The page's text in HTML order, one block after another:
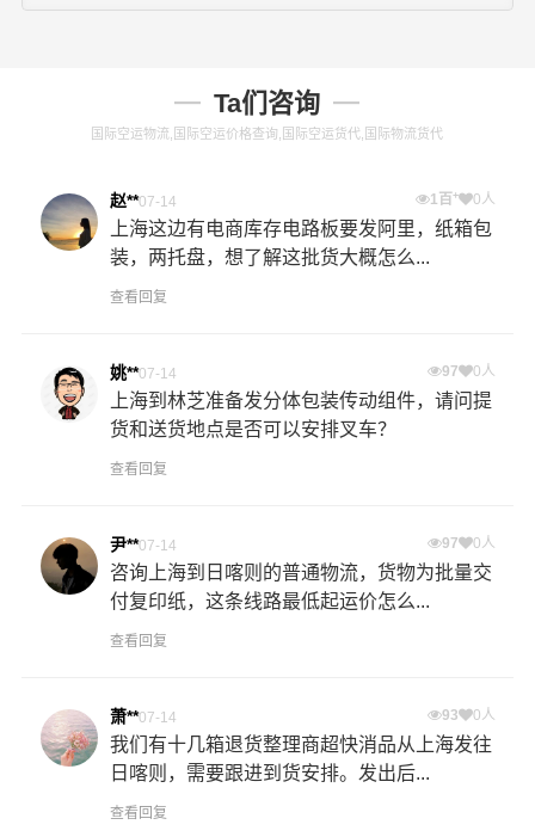
Ta们咨询
国际空运物流,国际空运价格查询,国际空运货代,国际物流货代
赵**07-14 1百+ 0人
上海这边有电商库存电路板要发阿里，纸箱包
装，两托盘，想了解这批货大概怎么...
查看回复
姚**07-14 97 0人
上海到林芝准备发分体包装传动组件，请问提
货和送货地点是否可以安排叉车？
查看回复
尹**07-14 97 0人
咨询上海到日喀则的普通物流，货物为批量交
付复印纸，这条线路最低起运价怎么...
查看回复
萧**07-14 93 0人
我们有十几箱退货整理商超快消品从上海发往
日喀则，需要跟进到货安排。发出后...
查看回复